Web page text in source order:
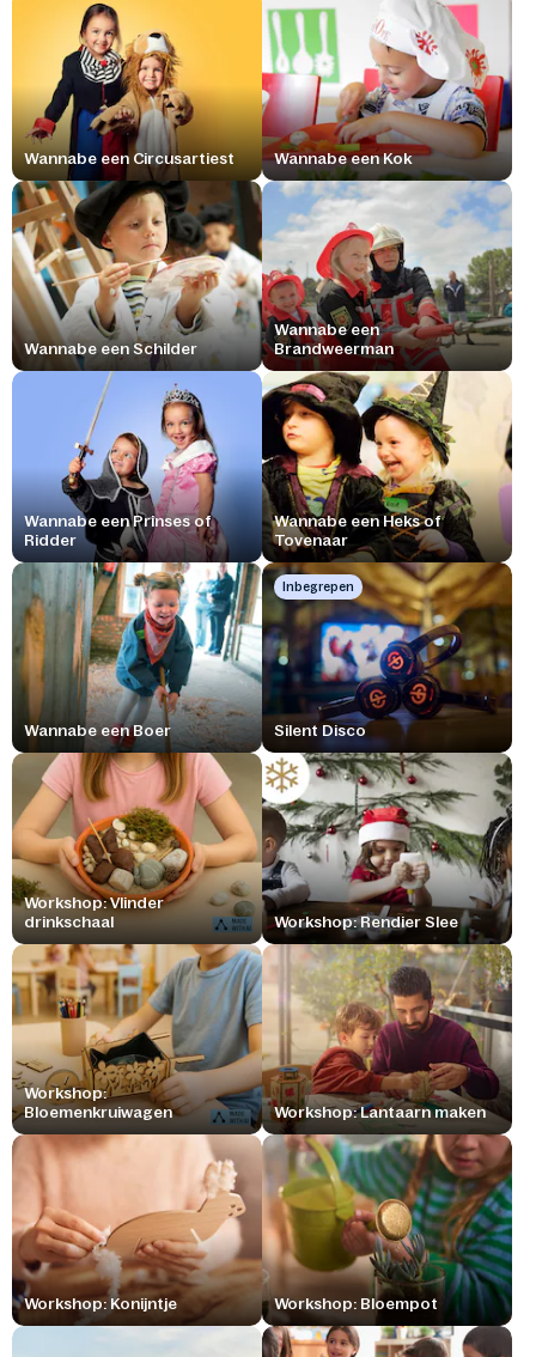
Wannabe een Circusartiest Wannabe een Kok
Wannabe een Schilder
Wannabe een
Brandweerman
Wannabe een Prinses of
Ridder
Wannabe een Heks of
Tovenaar
Wannabe een Boer
Inbegrepen
Silent Disco
Workshop: Vlinder
drinkschaal
Workshop: Rendier Slee
Workshop:
Bloemenkruiwagen
Workshop: Lantaarn maken
Workshop: Konijntje Workshop: Bloempot